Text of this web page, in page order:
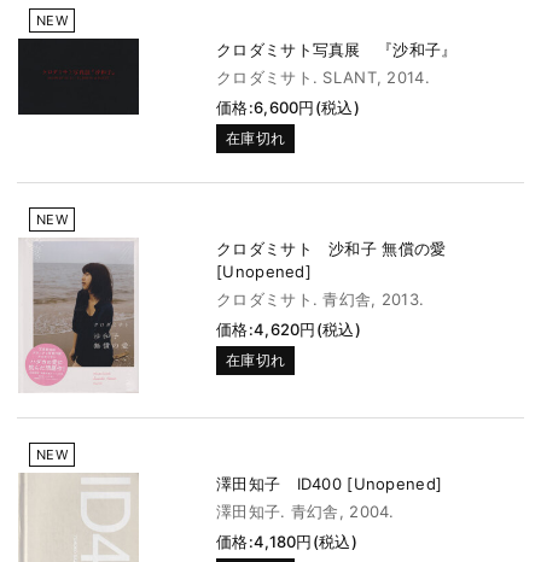
NEW
クロダミサト写真展 『沙和子』
クロダミサト. SLANT, 2014.
価格:6,600円(税込)
在庫切れ
NEW
クロダミサト 沙和子 無償の愛
[Unopened]
クロダミサト. 青幻舎, 2013.
価格:4,620円(税込)
在庫切れ
NEW
澤田知子 ID400 [Unopened]
澤田知子. 青幻舎, 2004.
価格:4,180円(税込)